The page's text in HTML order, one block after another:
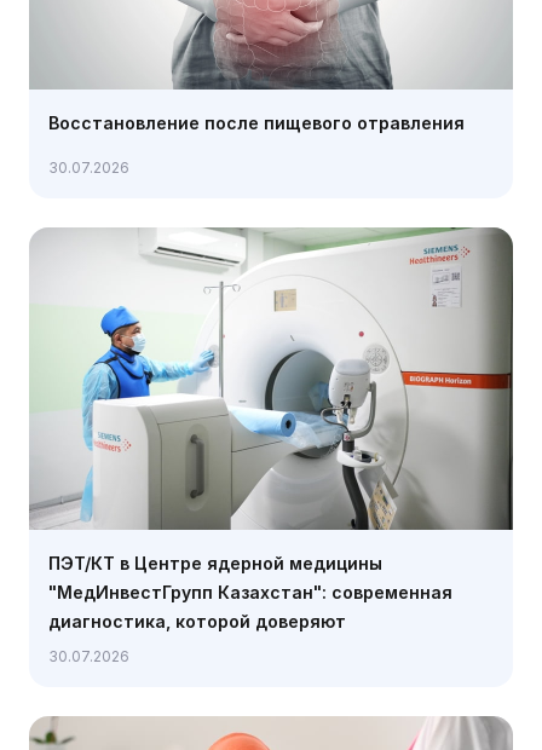
Восстановление после пищевого отравления
30.07.2026
ПЭТ/КТ в Центре ядерной медицины
"МедИнвестГрупп Казахстан": современная
диагностика, которой доверяют
30.07.2026